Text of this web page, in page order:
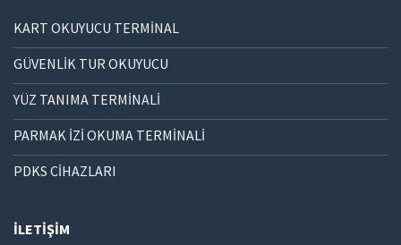
KART OKUYUCU TERMİNAL
GÜVENLİK TUR OKUYUCU
YÜZ TANIMA TERMİNALİ
PARMAK İZİ OKUMA TERMİNALİ
PDKS CİHAZLARI
İLETIŞIM